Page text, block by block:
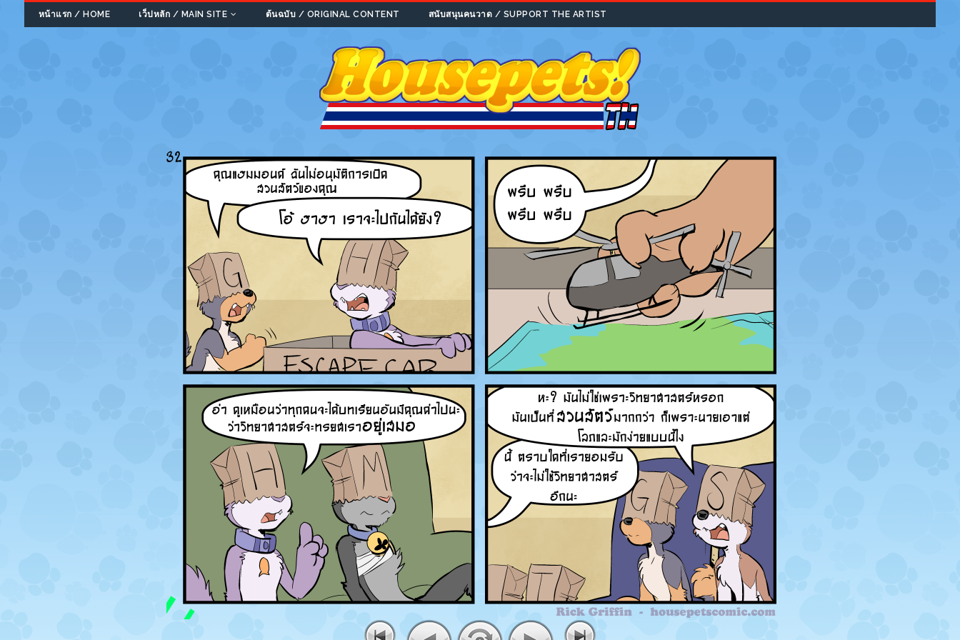
หน้าแรก / HOME เว็ปหลัก / MAIN SITE ต้นฉบับ / ORIGINAL CONTENT สนับสนุนคนวาด / SUPPORT THE ARTIST